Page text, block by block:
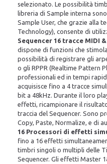
selezionato. Le possibilità
libreria di Sample interna
Sample User, che grazie alla
Technology), consente di
Sequencer 16 tracce MIDI
dispone di funzioni che
possibilità di registrare gli
o gli RPPR (Realtime Pattern
professionali ed in tempi
acquisisce fino a 4 tracce
bit a 48kHz. Durante il loro
effetti, ricampionare il
traccia del Sequencer. Sono
Copy, Paste, Normalize, e di
16 Processori di effetti
fino a 16 effetti
timbri singoli o multipli delle
Sequencer. Gli effetti Master